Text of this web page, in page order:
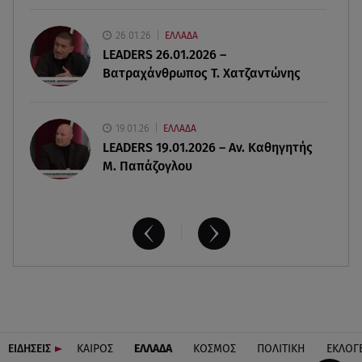
Παιδικοί σταθμοί: Πότε βγαίνουν τα προσωρινά
αποτελέσματα26.01.26 ΕΛΛΑΔΑ
LEADERS 26.01.2026 –
Βατραχάνθρωπος Τ. Χατζαντώνης
19.01.26 ΕΛΛΑΔΑ
LEADERS 19.01.2026 – Αν. Καθηγητής
Μ. Παπάζογλου
ΕΙΔΗΣΕΙΣ ΚΑΙΡΟΣ ΕΛΛΑΔΑ ΚΟΣΜΟΣ ΠΟΛΙΤΙΚΗ